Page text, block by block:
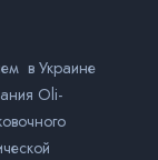
в Украине
Оli-